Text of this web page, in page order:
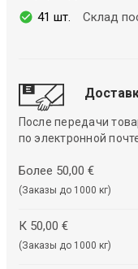
41 шт. Склад
После передачи
по электронной
Более 50,00 €
(Заказы до 1000 кг)
К 50,00 €
(Заказы до 1000 кг)